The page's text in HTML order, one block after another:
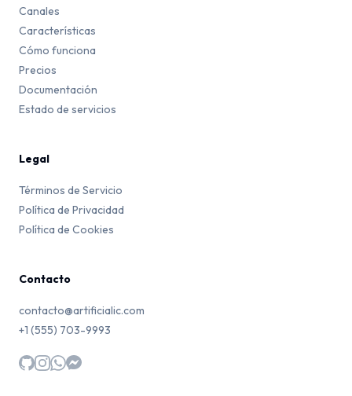
Canales
Características
Cómo funciona
Precios
Documentación
Estado de servicios
Legal
Términos de Servicio
Política de Privacidad
Política de Cookies
Contacto
contacto@artificialic.com
+1 (555) 703-9993